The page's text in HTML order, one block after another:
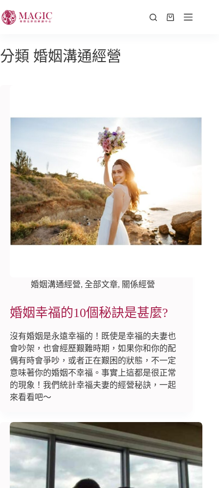
分類 婚姻溝通經營
婚姻溝通經營, 全部文章, 關係經營
婚姻幸福的10個秘訣是甚麼?
沒有婚姻是永遠幸福的！既使是幸福的夫妻也
會吵架，也會經歷艱難時期，如果你和你的配
偶有時會爭吵，或者正在艱困的狀態，不一定
意味著你的婚姻不幸福。事實上這都是很正常
的現象！我們統計幸福夫妻的經營秘訣，一起
來看看吧～